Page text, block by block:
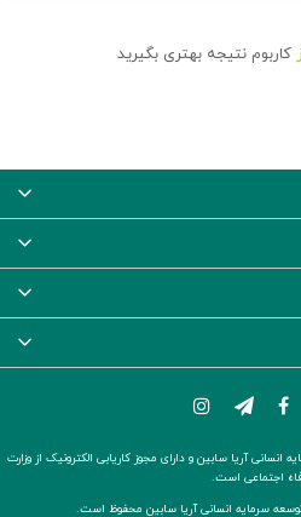
کاربوم نتیجه بهتری بگیرید
آریا سابین و دارای مجوز کاریابی الکترونیک از وزارت
اجتماعی است.
سرمایه انسانی آریا سابین محفوظ است.